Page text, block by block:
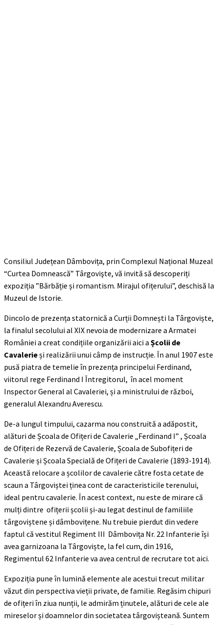
Consiliul Județean Dâmbovița, prin Complexul Național Muzeal
“Curtea Domnească” Târgovişte, vă invită să descoperiți
expoziția ”Bărbăție și romantism. Mirajul ofițerului”, deschisă la
Muzeul de Istorie.
Dincolo de prezența statornică a Curții Domnești la Târgoviște,
la finalul secolului al XIX nevoia de modernizare a Armatei
României a creat condițiile organizării aici a Școlii de
Cavalerieși realizării unui câmp de instrucție. În anul 1907 este
pusă piatra de temelie în prezența principelui Ferdinand,
viitorul rege Ferdinand I Întregitorul, în acel moment
Inspector General al Cavaleriei, și a ministrului de război,
generalul Alexandru Averescu.
De-a lungul timpului, cazarma nou construită a adăpostit,
alături de Școala de Ofițeri de Cavalerie „Ferdinand I” , Școala
de Ofițeri de Rezervă de Cavalerie, Școala de Subofițeri de
Cavalerie și Școala Specială de Ofițeri de Cavalerie (1893-1914).
Această relocare a școlilor de cavalerie către fosta cetate de
scaun a Târgoviștei ținea cont de caracteristicile terenului,
ideal pentru cavalerie. În acest context, nu este de mirare că
mulți dintre ofițerii școlii și-au legat destinul de familiile
târgoviștene și dâmbovițene. Nu trebuie pierdut din vedere
faptul că vestitul Regiment III Dâmbovița Nr. 22 Infanterie își
avea garnizoana la Târgoviște, la fel cum, din 1916,
Regimentul 62 Infanterie va avea centrul de recrutare tot aici.
Expoziția pune în lumină elemente ale acestui trecut militar
văzut din perspectiva vieții private, de familie. Regăsim chipuri
de ofițeri în ziua nunții, le admirăm ținutele, alături de cele ale
mireselor și doamnelor din societatea târgovișteană. Suntem